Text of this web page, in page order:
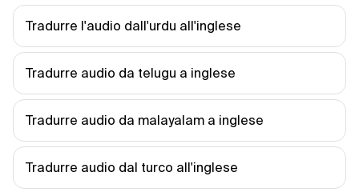
Tradurre l'audio dall'urdu all'inglese
Tradurre audio da telugu a inglese
Tradurre audio da malayalam a inglese
Tradurre audio dal turco all'inglese